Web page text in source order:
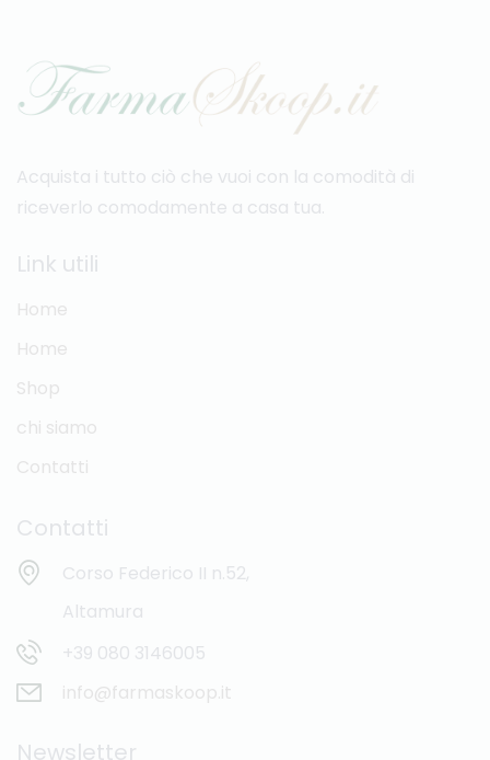
Acquista i tutto ciò che vuoi con la comodità di
riceverlo comodamente a casa tua.
Link utili
Home
Home
Shop
chi siamo
Contatti
Contatti
Corso Federico II n.52,
Altamura
+39 080 3146005
info@farmaskoop.it
Newsletter